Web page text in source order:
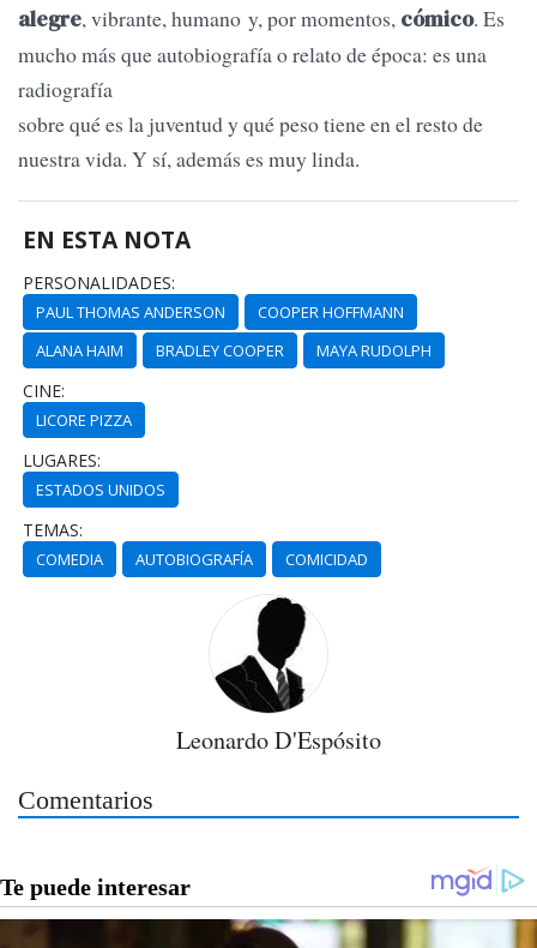
alegre, vibrante, humano y, por momentos, cómico. Es
mucho más que autobiografía o relato de época: es una
radiografía
sobre qué es la juventud y qué peso tiene en el resto de
nuestra vida. Y sí, además es muy linda.
EN ESTA NOTA
PERSONALIDADES:
PAUL THOMAS ANDERSON
COOPER HOFFMANN
ALANA HAIM
BRADLEY COOPER MAYA RUDOLPH
CINE:
LICORE PIZZA
LUGARES:
ESTADOS UNIDOS
TEMAS:
COMEDIA AUTOBIOGRAFÍA COMICIDAD
Leonardo D'Espósito
Comentarios